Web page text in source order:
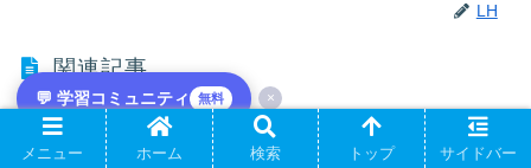
💬 学習コミュニティ 無料 ×
LH
関連記事
中国語の変革管理頻出単語｜変革プロセスのボキャブラリー
中国語の変革管理で頻出する単語を分野別にまとめたボキャブラリー集。変革管理の重要
メニュー ホーム 検索 トップ サイドバー